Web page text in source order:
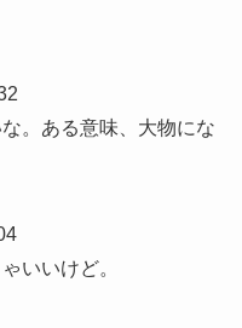
。ある意味、大物にな
いいけど。